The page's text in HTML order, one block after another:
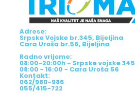
Adrese:
Srpske Vojske br.345, Bijeljina
Cara Uroša br.56, Bijeljina
Radno vrijeme:
08:00-20:00h - Srpske vojske 345
08:00 - 16:00 - Cara Uroša 56
Kontakt:
062/980-986
055/415-722